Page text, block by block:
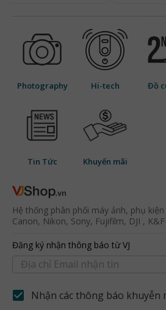
Photography Hi-tech Đồ
Tin Tức Khuyến mãi
Hệ thống phân phối máy ảnh, phụ
Canon, Nikon, Sony, Fujifilm, DJI , K&F
Đăng ký nhận thông báo từ VJ
Nhận các thông báo khuyễn